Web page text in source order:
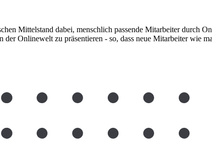
Mittelstand dabei, menschlich passende Mitarbeiter durch
Onlinewelt zu präsentieren - so, dass neue Mitarbeiter wie